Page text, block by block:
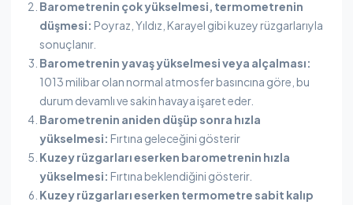
Barometrenin çok yükselmesi, termometrenin
düşmesi: Poyraz, Yıldız, Karayel gibi kuzey rüzgarlarıyla
sonuçlanır.
Barometrenin yavaş yükselmesi veya alçalması:
1013 milibar olan normal atmosfer basıncına göre, bu
durum devamlı ve sakin havaya işaret eder.
Barometrenin aniden düşüp sonra hızla
yükselmesi: Fırtına geleceğini gösterir
Kuzey rüzgarları eserken barometrenin hızla
yükselmesi: Fırtına beklendiğini gösterir.​
Kuzey rüzgarları eserken termometre sabit kalıp